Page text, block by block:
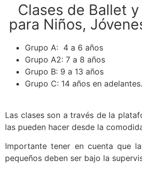
Clases de Ballet
para Niños,
Grupo A: 4 a 6 años
Grupo A2: 7 a 8 años
Grupo B: 9 a 13 años
Grupo C: 14 años en adelantes.
Las clases son a través de la
las pueden hacer desde la
Importante tener en cuenta que
pequeños deben ser bajo la